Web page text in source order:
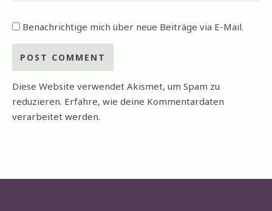
Benachrichtige mich über neue Beiträge via E-Mail.
Diese Website verwendet Akismet, um Spam zu
reduzieren. Erfahre, wie deine Kommentardaten
verarbeitet werden.